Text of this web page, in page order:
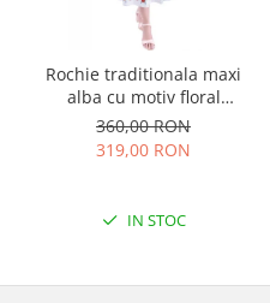
Rochie traditionala maxi
alba cu motiv floral
multicolor Sanziana
360,00 RON
319,00 RON
IN STOC